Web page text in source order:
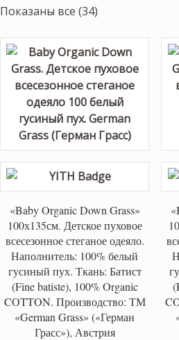
Показаны все (34)
«Baby Organic Down Grass»
100х135см. Детское пуховое
всесезонное стеганое одеяло.
Наполнитель: 100% белый
гусиный пух. Ткань: Батист
(Fine batiste), 100% Organic
COTTON. Производство: ТМ
«German Grass» («Герман
Грасс»), Австрия